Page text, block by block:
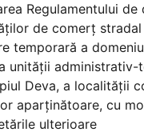
Regulamentului de
de comerț
temporară a
unității administrativ-
Deva, a localității
aparținătoare, cu
ulterioare